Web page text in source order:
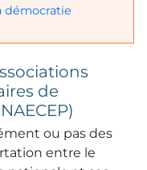
démocratie
de
ou pas des
entre le